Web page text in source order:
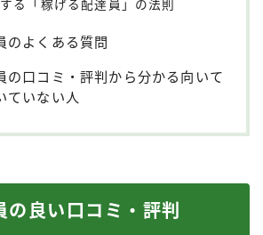
る「稼げる配達員」の法則
のよくある質問
の口コミ・評判から分かる向いて
ていない人
の良い口コミ・評判